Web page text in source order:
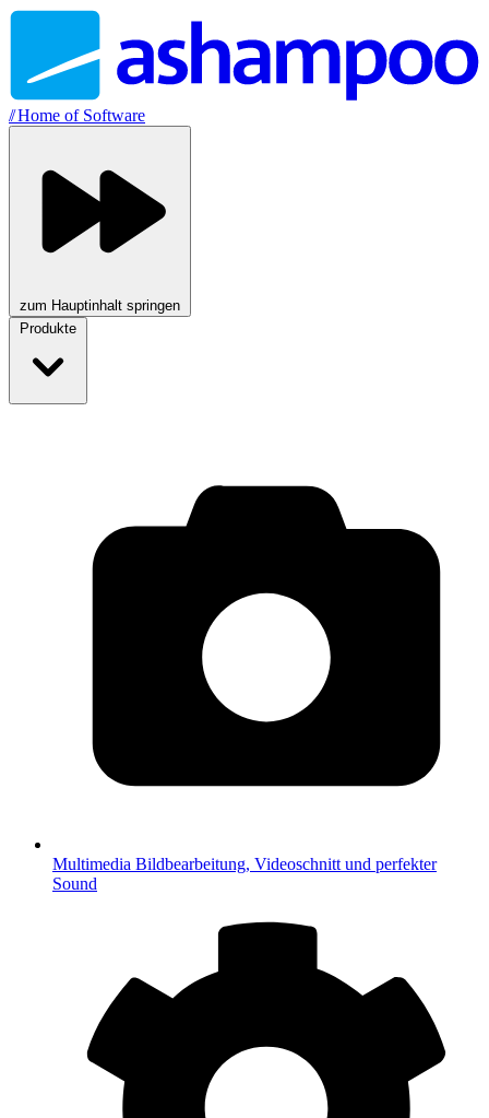
//Home of Software
zum Hauptinhalt springen
Produkte
Multimedia Bildbearbeitung, Videoschnitt und perfekter
Sound